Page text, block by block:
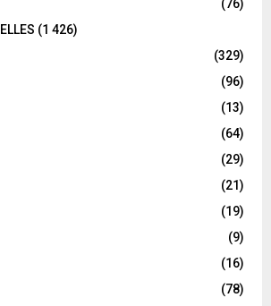
(76)
(1 426)
(329)
(96)
(13)
(64)
(29)
(21)
(19)
(9)
(16)
(78)